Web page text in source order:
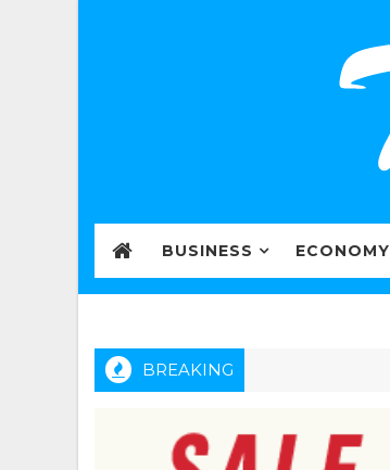
BUSINESS ECONOMY
BREAKING